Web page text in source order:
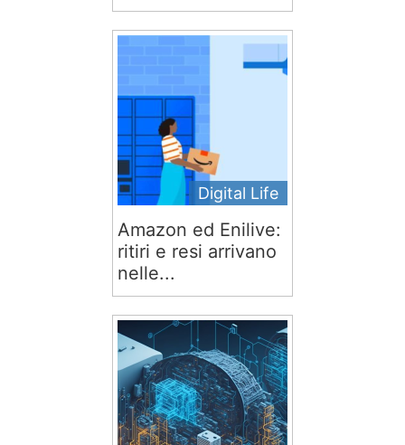
Digital Life
Amazon ed Enilive:
ritiri e resi arrivano
nelle...